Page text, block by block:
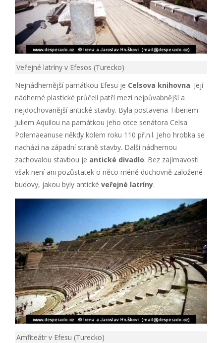
Veřejné latríny v Efesos (Turecko)
Nejnádhernější památkou Efesu je Celsova knihovna. Její
nádherné plastické průčelí patří mezi nejpůvabnější a
nejdochovanější antické stavby. Byla postavena Tiberiem
Juliem Aquilou na památkou jeho otce senátora Celsa
Polemaeanuse někdy kolem roku 110 př.n.l. Jeho hrobka se
nachází na západní straně stavby. Další nádhernou
zachovalou stavbou je antické divadlo. Bez zajímavosti
však není ani pozůstatek o něco méně duchovně založené
budovy, jakou byly antické veřejné latríny.
Amfiteátr v Efesu (Turecko)